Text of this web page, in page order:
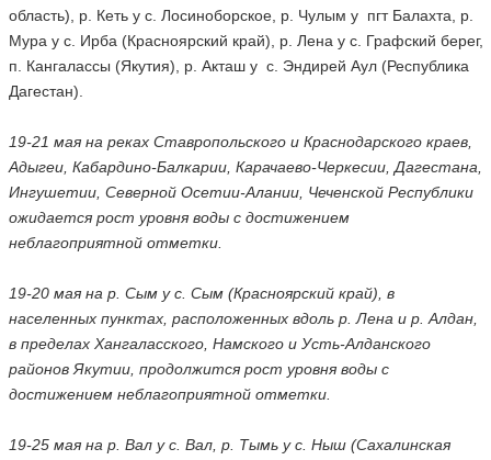
область), р. Кеть у с. Лосиноборское, р. Чулым у пгт Балахта, р.
Мура у с. Ирба (Красноярский край), р. Лена у с. Графский берег,
п. Кангалассы (Якутия), р. Акташ у с. Эндирей Аул (Республика
Дагестан).
19-21 мая на реках Ставропольского и Краснодарского краев,
Адыгеи, Кабардино-Балкарии, Карачаево-Черкесии, Дагестана,
Ингушетии, Северной Осетии-Алании, Чеченской Республики
ожидается рост уровня воды с достижением
неблагоприятной отметки.
19-20 мая на р. Сым у с. Сым (Красноярский край), в
населенных пунктах, расположенных вдоль р. Лена и р. Алдан,
в пределах Хангаласского, Намского и Усть-Алданского
районов Якутии, продолжится рост уровня воды с
достижением неблагоприятной отметки.
19-25 мая на р. Вал у с. Вал, р. Тымь у с. Ныш (Сахалинская